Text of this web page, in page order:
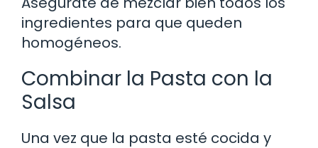
ingredientes para que queden
homogéneos.
Combinar la Pasta con la
Salsa
Una vez que la pasta esté cocida y